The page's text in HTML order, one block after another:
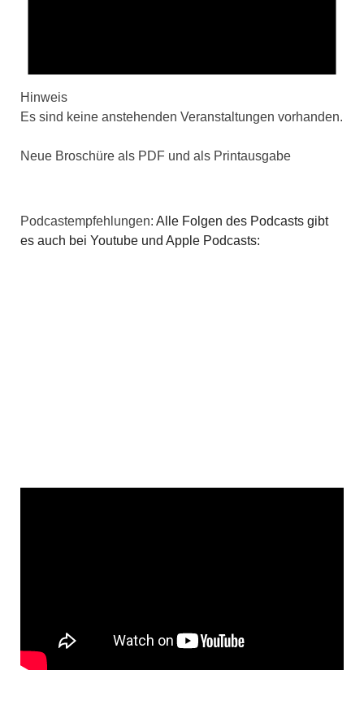
Hinweis
Es sind keine anstehenden Veranstaltungen vorhanden.
Neue Broschüre als PDF und als Printausgabe
Podcastempfehlungen: Alle Folgen des Podcasts gibt
es auch bei Youtube und Apple Podcasts: